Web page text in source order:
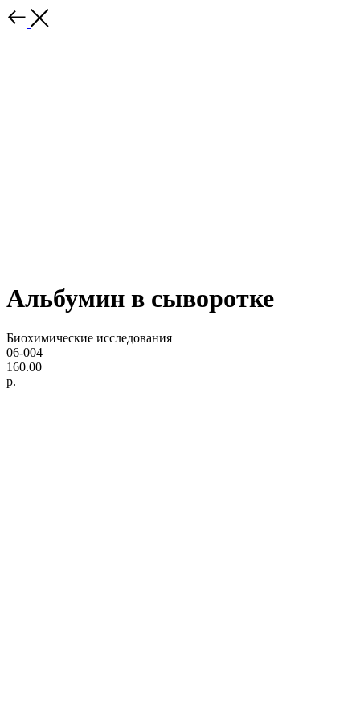
Альбумин в сыворотке
Биохимические исследования
06-004
160.00
р.